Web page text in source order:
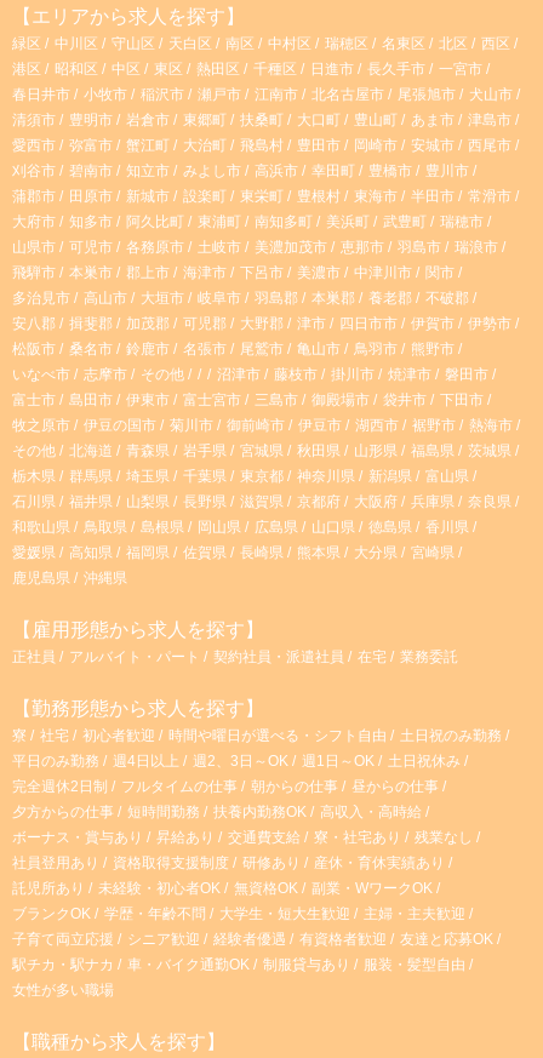
a
g
r
a
m
o
k
【エリアから求人を探す】
緑区 中川区 守山区 天白区 南区 中村区 瑞穂区 名東区 北区
西区
港区
昭和区 中区 東区 熱田区 千種区 日進市 長久手市
一宮市
春日井市
小牧市 稲沢市 瀬戸市 江南市 北名古屋市 尾張旭市
犬山市
清須市
豊明市 岩倉市 東郷町 扶桑町 大口町 豊山町 あま市
津島市
愛西市
弥富市 蟹江町 大治町 飛島村 豊田市 岡崎市 安城市
西尾市
刈谷市
碧南市 知立市 みよし市 高浜市 幸田町 豊橋市
豊川市
蒲郡市
田原市 新城市 設楽町 東栄町 豊根村 東海市 半田市
常滑市
大府市
知多市 阿久比町 東浦町 南知多町 美浜町 武豊町
瑞穂市
山県市
可児市 各務原市 土岐市 美濃加茂市 恵那市 羽島市
瑞浪市
飛騨市
本巣市 郡上市 海津市 下呂市 美濃市 中津川市
関市
多治見市
高山市 大垣市 岐阜市 羽島郡 本巣郡 養老郡
不破郡
安八郡
揖斐郡 加茂郡 可児郡 大野郡 津市 四日市市 伊賀市
伊勢市
松阪市
桑名市 鈴鹿市 名張市 尾鷲市 亀山市 鳥羽市
熊野市
いなべ市
志摩市 その他 沼津市 藤枝市 掛川市 焼津市
磐田市
富士市
島田市 伊東市 富士宮市 三島市 御殿場市 袋井市
下田市
牧之原市
伊豆の国市 菊川市 御前崎市 伊豆市 湖西市 裾野市
熱海市
その他
北海道 青森県 岩手県 宮城県 秋田県 山形県 福島県
茨城県
栃木県
群馬県 埼玉県 千葉県 東京都 神奈川県 新潟県
富山県
石川県
福井県 山梨県 長野県 滋賀県 京都府 大阪府 兵庫県
奈良県
和歌山県
鳥取県 島根県 岡山県 広島県 山口県 徳島県
香川県
愛媛県
高知県 福岡県 佐賀県 長崎県 熊本県 大分県
宮崎県
鹿児島県
沖縄県
【雇用形態から求人を探す】
正社員 アルバイト・パート 契約社員・派遣社員 在宅 業務委託
【勤務形態から求人を探す】
寮 社宅 初心者歓迎 時間や曜日が選べる・シフト自由
土日祝のみ勤務
平日のみ勤務
週4日以上 週2、3日～OK 週1日～OK
土日祝休み
完全週休2日制
フルタイムの仕事 朝からの仕事
昼からの仕事
夕方からの仕事
短時間勤務 扶養内勤務OK
高収入・高時給
ボーナス・賞与あり
昇給あり 交通費支給 寮・社宅あり
残業なし
社員登用あり
資格取得支援制度 研修あり
産休・育休実績あり
託児所あり
未経験・初心者OK 無資格OK
副業・WワークOK
ブランクOK
学歴・年齢不問 大学生・短大生歓迎
主婦・主夫歓迎
子育て両立応援
シニア歓迎 経験者優遇 有資格者歓迎
友達と応募OK
駅チカ・駅ナカ
車・バイク通勤OK 制服貸与あり
服装・髪型自由
女性が多い職場
【職種から求人を探す】